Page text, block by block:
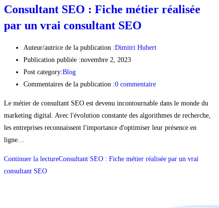
Consultant SEO : Fiche métier réalisée
par un vrai consultant SEO
Auteur/autrice de la publication :Dimitri Hubert
Publication publiée :novembre 2, 2023
Post category:Blog
Commentaires de la publication :0 commentaire
Le métier de consultant SEO est devenu incontournable dans le monde du
marketing digital. Avec l'évolution constante des algorithmes de recherche,
les entreprises reconnaissent l'importance d'optimiser leur présence en
ligne…
Continuer la lectureConsultant SEO : Fiche métier réalisée par un vrai
consultant SEO